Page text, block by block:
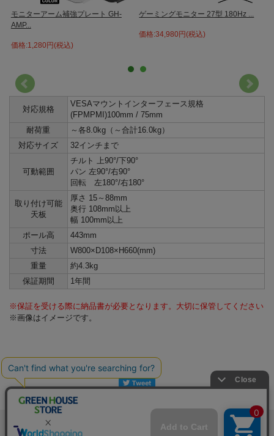
広い範囲で画面調整が可能
なロングアーム
弊社従来製品（GH-AMC03/418mm）より長い460mmのロングアームを採用し
ました。 画面位置の調整範囲が広がり、より細かい位置調整が可能です。 クア
ッド・デュアル環境では、さらに大きな画面サイズを選択が可能になりまし
た。
モニターアーム補強プレート GH-
AMP...
価格:1,280円(税込)
ゲーミングモニター 27型 180Hz ...
価格:34,980円(税込)
対応規格
VESAマウントインターフェース規格
(FPMPMI)100mm / 75mm
耐荷重
～各8.0kg（～合計16.0kg）
対応サイズ
32インチまで
可動範囲
チルト 上90°/下90°
パン 左90°/右90°
回転 左180°/右180°
取り付け可能
天板
厚さ 15～88mm
奥行 108mm以上
幅 100mm以上
ポール高
443mm
寸法
W800×D108×H660(mm)
重量
約4.3kg
保証期間
1年間
※保証を受ける際に納品書が必要となります。大切に保管してください
※画像はイメージです。
メルマガ登録